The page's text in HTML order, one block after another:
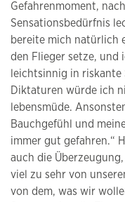
Gefahrenmoment,
Sensationsbedürfnis
bereite mich natürlich
den Flieger setze, und
leichtsinnig in
Diktaturen würde ich
lebensmüde.
Bauchgefühl und
immer gut gefahren.“
auch die
viel zu sehr von
von dem, was wir